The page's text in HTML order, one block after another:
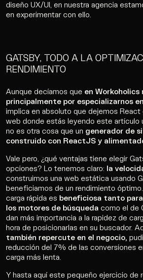
diseño UX/UI, en nuestra agencia
en experimentar con ello.
GATSBY, TODO A LA
RENDIMIENTO
Aunque decíamos que en
principalmente por especializarnos
implica en absoluto que dejemos React
web donde estás leyendo este artículo
no es otra cosa que un generador de
construido con ReactJS y
Vale pero, ¿qué ventajas tiene elegir
opciones? Lo tenemos claro: la
construimos una web estática usando
beneficiamos de un rendimiento
carga rápida es beneficiosa tanto
los motores de búsqueda como el de
dan más importancia a la rapidez de
hora de posicionarlas en su buscador.
también repercute en el negocio,
reducción del 7% de las conversiones
carga más lenta.
Y hasta aquí este pequeño ejercicio de